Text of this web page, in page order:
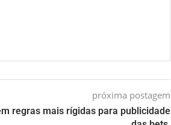
próxima postagem
regras mais rígidas para publicidade